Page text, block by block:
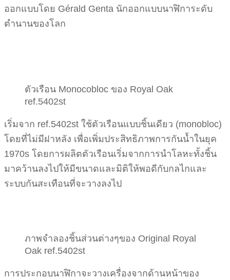
ออกแบบโดย Gérald Genta นักออกแบบนาฬิการะดับ
ตำนานของโลก
ตัวเรือน Monocobloc ของ Royal Oak
ref.5402st
เริ่มจาก ref.5402st ใช้ตัวเรือนแบบชิ้นเดียว (monobloc)
โดยที่ไม่มีฝาหลัง เพื่อเพิ่มประสิทธิภาพการกันน้ำในยุค
1970s โดยการผลิตตัวเรือนเริ่มจากการนำโลหะทั้งชิ้น
มาคว้านลงไปให้มีขนาดและมิติให้พอดีกับกลไกและ
ระบบกันสะเทือนที่จะวางลงไป
ภาพจำลองชิ้นส่วนต่างๆของ Original Royal
Oak ref.5402st
การประกอบนาฬิกาจะวางเครื่องจากด้านหน้าของ